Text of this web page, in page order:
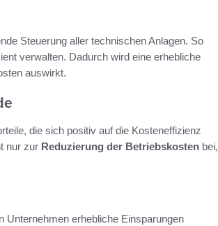
Steuerung aller technischen Anlagen. So
verwalten. Dadurch wird eine erhebliche
auswirkt.
die sich positiv auf die Kosteneffizienz
nur zur Reduzierung der Betriebskosten bei,
Unternehmen erhebliche Einsparungen